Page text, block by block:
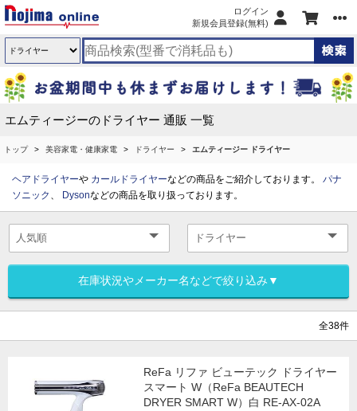
ログイン
新規会員登録(無料)
エムティージーのドライヤー 通販 一覧
トップ 美容家電・健康家電 ドライヤー エムティージー ドライヤー
ヘアドライヤーや カールドライヤーなどの商品をご紹介しております。 パナ
ソニック 、 Dysonなどの商品を取り扱っております。
在庫状況やメーカー名などで絞り込み▼
全38件
ReFa リファ ビューテック ドライヤー
スマート W（ReFa BEAUTECH
DRYER SMART W）白 RE-AX-02A